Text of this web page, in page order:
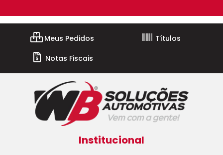
Meus Pedidos
Títulos
Notas Fiscais
Institucional